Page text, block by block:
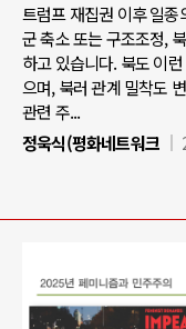
트럼프 재집권 이후 일
군 축소 또는 구조조정,
하고 있습니다. 북도 이
으며, 북러 관계 밀착도
관련 주...
정욱식(평화네트워크